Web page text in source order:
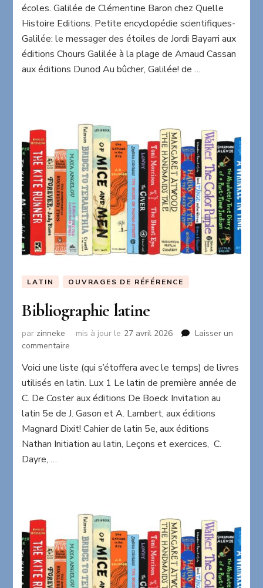
écoles. Galilée de Clémentine Baron chez Quelle
Histoire Editions. Petite encyclopédie scientifiques-
Galilée: le messager des étoiles de Jordi Bayarri aux
éditions Chours Galilée à la plage de Arnaud Cassan
aux éditions Dunod Au bûcher, Galilée! de …
LATIN OUVRAGES DE RÉFÉRENCE
Bibliographie latine
par zinneke mis à jour le 27 avril 2026
Laisser un
commentaire
latine
Voici une liste (qui s’étoffera avec le temps) de livres
utilisés en latin. Lux 1 Le latin de première année de
C. De Coster aux éditions De Boeck Invitation au
latin 5e de J. Gason et A. Lambert, aux éditions
Magnard Dixit! Cahier de latin 5e, aux éditions
Nathan Initiation au latin, Leçons et exercices, C.
Dayre, …